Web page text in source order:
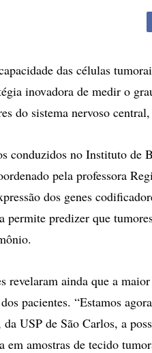
das células
inovadora de medir o
do sistema nervoso
conduzidos no Instituto de
pela professora
dos genes
permite predizer que
revelaram ainda que a
pacientes. “Estamos
USP de São Carlos, a
em amostras de tecido